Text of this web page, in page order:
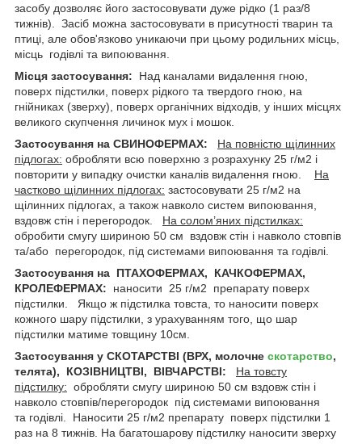
засобу дозволяє його застосовувати дуже рідко (1 раз/8
тижнів). Засіб можна застосовувати в присутності тварин та
птиці, але обов'язково уникаючи при цьому родильних місць,
місць годівлі та випоювання.
Місця застосування: Над каналами видалення гною,
поверх підстилки, поверх рідкого та твердого гною, на
гнійниках (зверху), поверх органічних відходів, у інших місцях
великого скупчення личинок мух і мошок.
Застосування на СВИНОФЕРМАХ:
На повністю щілинних
підлогах: обробляти всю поверхню з розрахунку 25 г/м2 і
повторити у випадку очистки каналів видалення гною. На
частково щілинних підлогах: застосовувати 25 г/м2 на
щілинних підлогах, а також навколо систем випоювання,
вздовж стін і перегородок. На солом’яних підстилках:
обробити смугу шириною 50 см вздовж стін і навколо стовпів
та/або перегородок, під системами випоювання та годівлі.
Застосування на ПТАХОФЕРМАХ, КАЧКОФЕРМАХ,
КРОЛЕФЕРМАХ: наносити 25 г/м2 препарату поверх
підстилки. Якщо ж підстилка товста, то наносити поверх
кожного шару підстилки, з урахуванням того, що шар
підстилки матиме товщину 10см.
Застосування у СКОТАРСТВІ (ВРХ, молочне скотарство,
телята), КОЗІВНИЦТВІ, ВІВЧАРСТВІ:
На товсту
підстилку: обробляти смугу шириною 50 см вздовж стін і
навколо стовпів/перегородок під системами випоювання
та годівлі. Наносити 25 г/м2 препарату поверх підстилки 1
раз на 8 тижнів. На багатошарову підстилку наносити зверху